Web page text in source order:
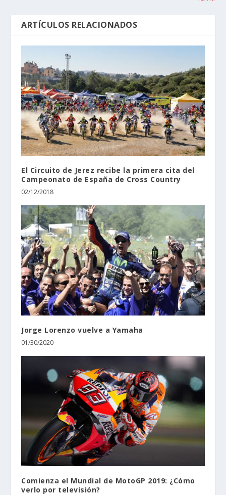
ARTÍCULOS RELACIONADOS
El Circuito de Jerez recibe la primera cita del
Campeonato de España de Cross Country
02/12/2018
Jorge Lorenzo vuelve a Yamaha
01/30/2020
Comienza el Mundial de MotoGP 2019: ¿Cómo
verlo por televisión?